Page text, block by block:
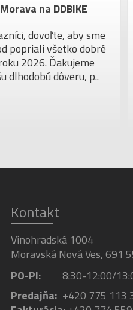
MAX. HMOTNOSŤ
JAZDCA
VEĽKOSŤ KOLIES
na DDBIKE
dovoľte, aby sme
popriali všetko dobré
2026. Ďakujeme
dlhodobú dôveru, p..
Kontakt
Vinohradská 1004
Moravská Nová Ves, 691
PO-PI:
8:30-12:00/
Predajňa: +420 775 113